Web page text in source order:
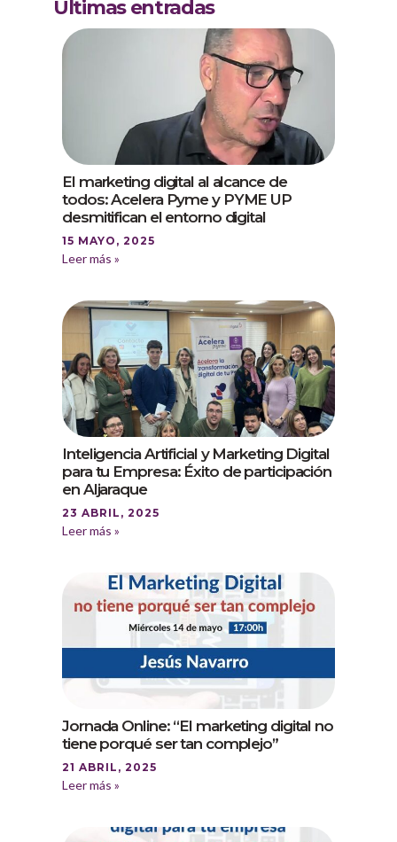
Últimas entradas
El marketing digital al alcance de
todos: Acelera Pyme y PYME UP
desmitifican el entorno digital
15 MAYO, 2025
Leer más »
Inteligencia Artificial y Marketing Digital
para tu Empresa: Éxito de participación
en Aljaraque
23 ABRIL, 2025
Leer más »
Jornada Online: “El marketing digital no
tiene porqué ser tan complejo”
21 ABRIL, 2025
Leer más »